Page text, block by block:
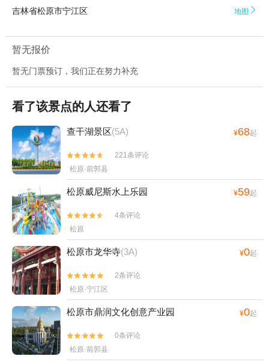
吉林省松原市宁江区 地图 
暂无报价
暂无门票预订，我们正在努力补充
看了该景点的人还看了
查干湖景区(5A) ¥68起


221条评论
松原·前郭县
松原威尼斯水上乐园 ¥59起


4条评论
松原
松原市龙华寺(3A) ¥0起


2条评论
松原·宁江区
松原市鼎润文化创意产业园 ¥0起


0条评论
松原·前郭县